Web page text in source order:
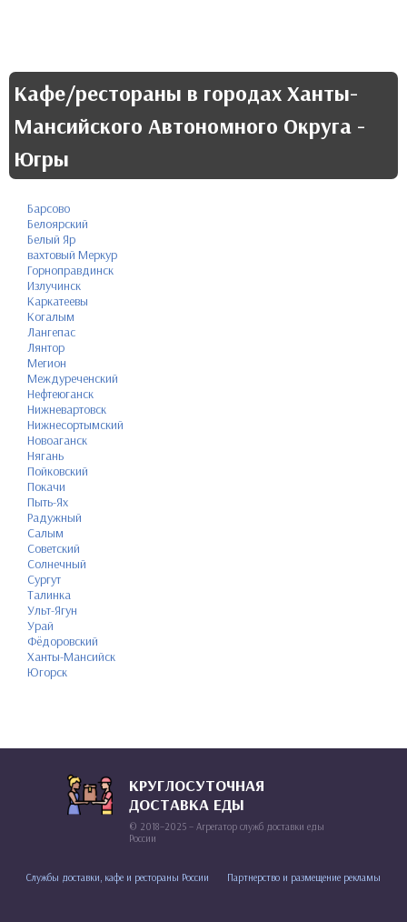
Кафе/рестораны в городах Ханты-
Мансийского Автономного Округа -
Югры
Барсово
Белоярский
Белый Яр
вахтовый Меркур
Горноправдинск
Излучинск
Каркатеевы
Когалым
Лангепас
Лянтор
Мегион
Междуреченский
Нефтеюганск
Нижневартовск
Нижнесортымский
Новоаганск
Нягань
Пойковский
Покачи
Пыть-Ях
Радужный
Салым
Советский
Солнечный
Сургут
Талинка
Ульт-Ягун
Урай
Фёдоровский
Ханты-Мансийск
Югорск
КРУГЛОСУТОЧНАЯ
ДОСТАВКА ЕДЫ
© 2018–2025 – Агрегатор служб доставки еды
России
Службы доставки, кафе и рестораны России Партнерство и размещение рекламы